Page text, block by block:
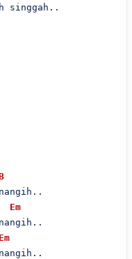
singgah..
Em
Em